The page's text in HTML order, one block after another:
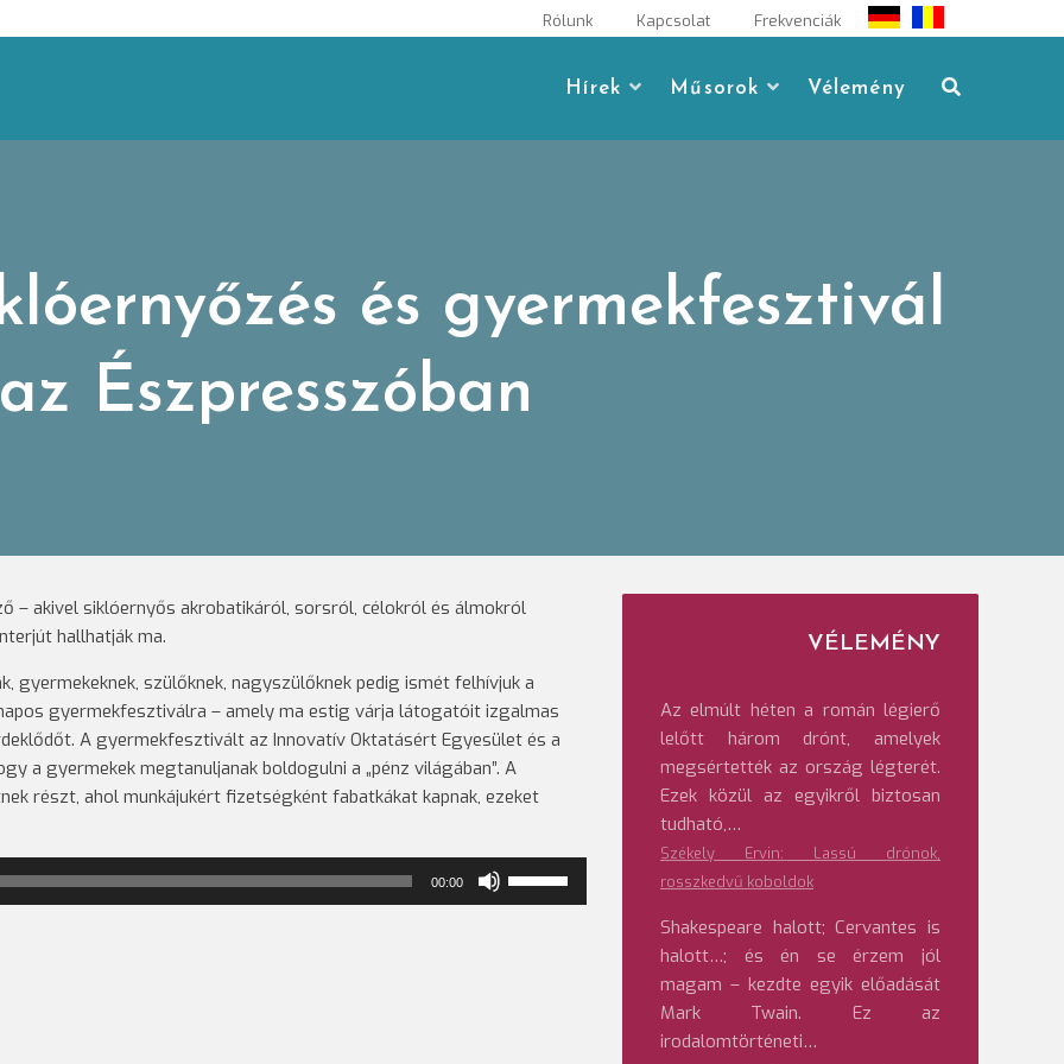
Rólunk Kapcsolat Frekvenciák
Hírek Műsorok Vélemény
és gyermekfesztivál
az Észpresszóban
– akivel siklóernyős akrobatikáról, sorsról, célokról és álmokról
hallhatják ma.
szülőknek, nagyszülőknek pedig ismét felhívjuk a
gyermekfesztiválra – amely ma estig várja látogatóit izgalmas
A gyermekfesztivált az Innovatív Oktatásért Egyesület és a
a gyermekek megtanuljanak boldogulni a „pénz világában”. A
részt, ahol munkájukért fizetségként fabatkákat kapnak, ezeket
00:00
VÉLEMÉNY
Az elmúlt héten a román légierő
lelőtt három drónt, amelyek
megsértették az ország légterét.
Ezek közül az egyikről biztosan
tudható,…
Székely Ervin: Lassú drónok,
rosszkedvű koboldok
Shakespeare halott; Cervantes is
halott…; és én se érzem jól
magam – kezdte egyik előadását
Mark Twain. Ez az
irodalomtörténeti…